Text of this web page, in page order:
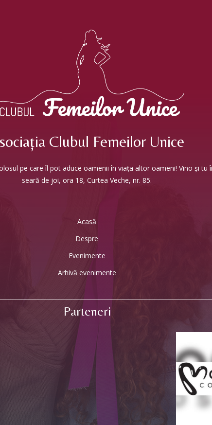
Clubul Femeilor Unice
pe care îl pot aduce oamenii în viața altor oameni! Vino și tu
seară de joi, ora 18, Curtea Veche, nr. 85.
Acasă
Despre
Evenimente
Arhivă evenimente
Parteneri